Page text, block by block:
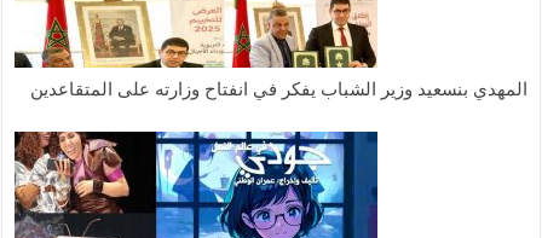
المهدي بنسعيد وزير الشباب يفكر في انفتاح وزارته على المتقاعدين